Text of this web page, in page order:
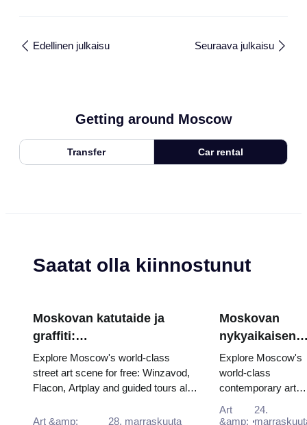
Edellinen julkaisu Seuraava julkaisu
Getting around Moscow
Transfer Car rental
Saatat olla kiinnostunut
Moskovan katutaide ja
graffiti:
Kaupunkikulttuurielämyksiä
Moskova Passilla (2025–
2026)
Explore Moscow's world-class
street art scene for free: Winzavod,
Flacon, Artplay and guided tours all
Art &amp;
28. marraskuuta
Moskovan
nykyaikaisen
taiteen
maailma:
Nykytaiteen
galleriat
Explore Moscow's
world-class
contemporary art
GES-2 House of
Art
&amp;
24.